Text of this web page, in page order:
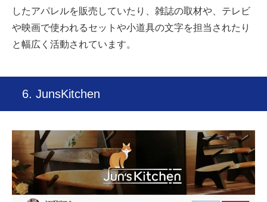
したアパレルを販売していたり、 雑誌の取材や、テレビ
や映画で使われるセットや小道具の文字を担当されたり
と幅広く活動されています。
6. JunsKitchen